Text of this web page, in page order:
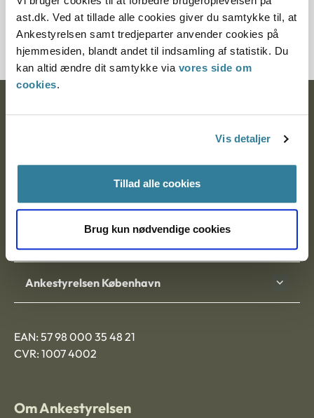
ast.dk. Ved at tillade alle cookies giver du samtykke til, at
Ankestyrelsen samt tredjeparter anvender cookies på
hjemmesiden, blandt andet til indsamling af statistik. Du
kan altid ændre dit samtykke via vores side om
cookies.
Vis detaljer
Tillad alle cookies
Brug kun nødvendige cookies
3500602-04
Ankestyrelsen
Nytorv 7, 2. sal
Ankestyrelsen København
EAN: 57 98 000 35 48 21
CVR: 1007 4002
Om Ankestyrelsen